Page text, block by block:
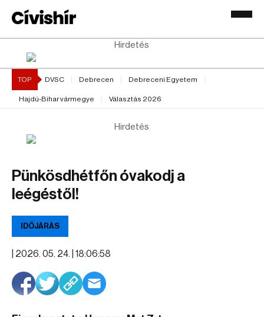
Hirdetés
TOP DVSC Debrecen Debreceni Egyetem
Hajdú-Bihar vármegye Választás 2026
Hirdetés
Pünkösdhétfőn óvakodj a
leégéstől!
IDŐJÁRÁS
2026. 05. 24. | 18:06:58